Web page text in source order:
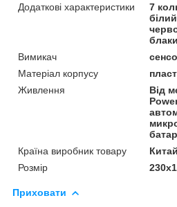
Додаткові характеристики
7
Вимикач
Матеріал корпусу
Живлення
Від
Країна виробник товару
Китай
Розмір
Приховати